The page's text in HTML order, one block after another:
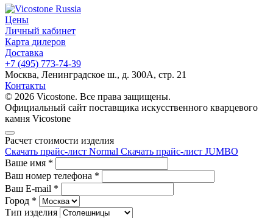
Цены
Личный кабинет
Карта дилеров
Доставка
+7 (495) 773-74-39
Москва, Ленинградское ш., д. 300А, стр. 21
Контакты
© 2026 Vicostone. Все права защищены.
Официальный сайт поставщика искусственного кварцевого
камня Vicostone
Расчет стоимости изделия
Скачать прайс-лист Normal Скачать прайс-лист JUMBO
Ваше имя *
Ваш номер телефона *
Ваш E-mail *
Город *
Тип изделия